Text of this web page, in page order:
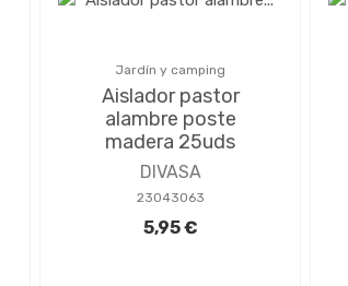
Jardín y camping
Aislador pastor
alambre poste
madera 25uds
DIVASA
23043063
5,95 €